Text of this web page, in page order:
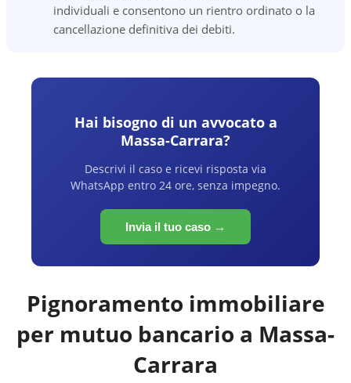
individuali e consentono un rientro ordinato o la
cancellazione definitiva dei debiti.
Hai bisogno di un avvocato a
Massa-Carrara?
Descrivi il caso e ricevi risposta via
WhatsApp entro 24 ore, senza impegno.
Invia il tuo caso →
Pignoramento immobiliare
per mutuo bancario a Massa-
Carrara